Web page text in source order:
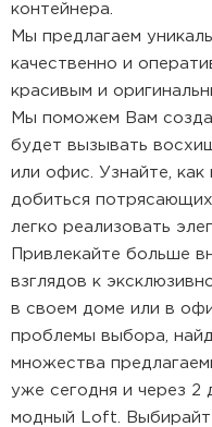
контейнера.
Мы предлагаем
качественно и
красивым и
Мы поможем Вам
будет вызывать
или офис. Узнайте,
добиться
легко реализовать
Привлекайте больше
взглядов к
в своем доме или в
проблемы выбора,
множества
уже сегодня и через 2
модный Loft.